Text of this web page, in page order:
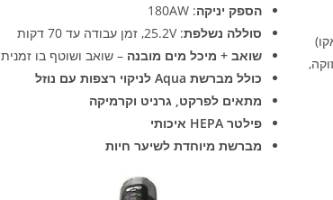
הספק יניקה: 180AW
סוללה נשלפת: 25.2V, זמן עבודה עד 70 דקות
שואב + מיכל מים מובנה – שואב ושוטף בו זמנית
כולל מברשת Aqua לניקוי רצפות עם נוזל
מתאים לפרקט, גרניט וקרמיקה
פילטר HEPA איכותי
מברשת מיוחדת לשיער חיות